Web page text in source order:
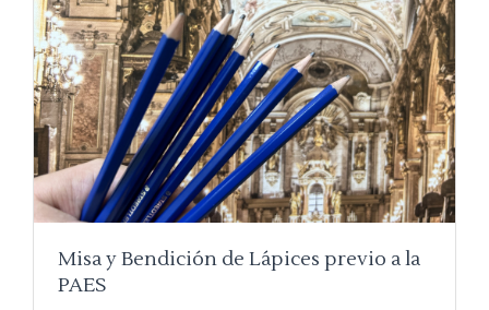
Misa y Bendición de Lápices previo a la
PAES